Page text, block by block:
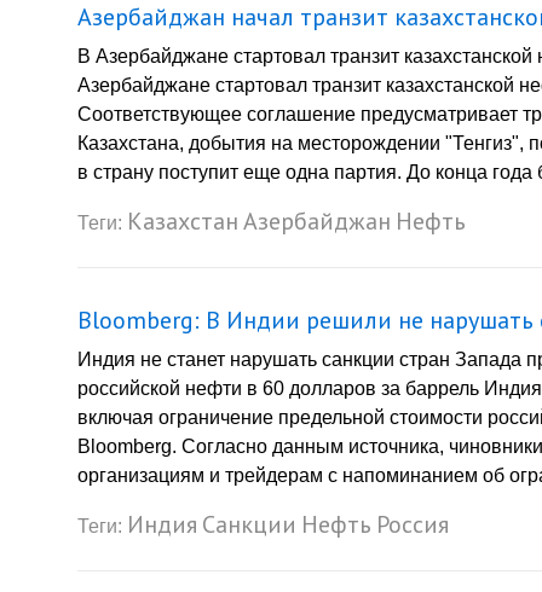
Азербайджан начал транзит
В Азербайджане стартовал транзит
Азербайджане стартовал транзит казахстанской
Соответствующее соглашение предусматривает
Казахстана, добытия на месторождении "Тенгиз",
в страну поступит еще одна партия. До конца
Теги: КазахстанАзербайджан Нефть
Bloomberg: В Индии решили не нарушать
Индия не станет нарушать санкции стран Запада
российской нефти в 60 долларов за баррель
включая ограничение предельной стоимости
Bloomberg. Согласно данным источника,
организациям и трейдерам с напоминанием об
Теги: Индия Санкции Нефть Россия